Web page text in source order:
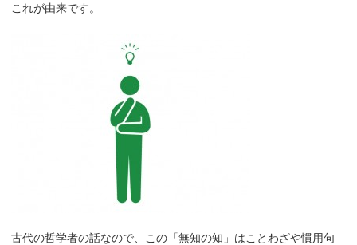
これが由来です。
古代の哲学者の話なので、この「無知の知」はことわざや慣用句